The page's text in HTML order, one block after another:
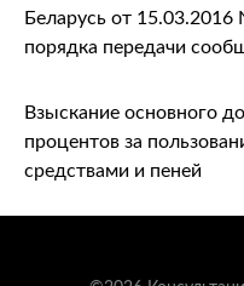
Беларусь от 15.03.2016
порядка передачи
Взыскание основного
процентов за
средствами и пеней